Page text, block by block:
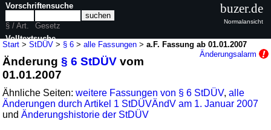
Start >StDÜV > § 6 >alle Fassungen >a.F. Fassung ab 01.01.2007
Änderungsalarm
Änderung§ 6 StDÜV vom
01.01.2007
Ähnliche Seiten:weitere Fassungen von § 6 StDÜV,alle
Änderungen durch Artikel 1 StDÜVÄndV am 1. Januar 2007
undÄnderungshistorie der StDÜV
Vorschriftensuche
§ / Art.
Gesetz
Volltextsuche
nur in StDÜV
buzer.de
Normalansicht